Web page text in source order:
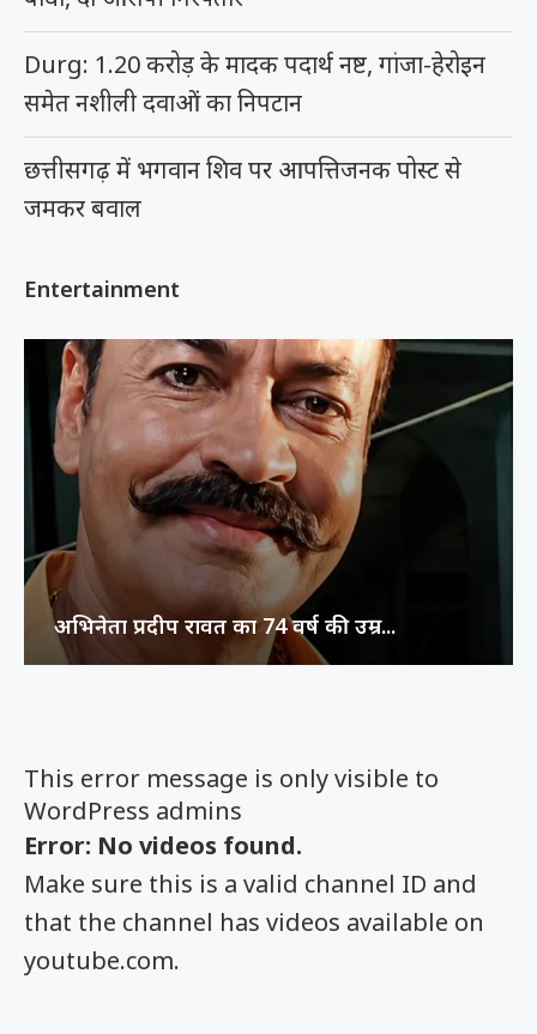
This error message is only visible to
WordPress admins
Error: No videos found.
Make sure this is a valid channel ID and
that the channel has videos available on
youtube.com.
Durg: 1.20 करोड़ के मादक पदार्थ नष्ट, गांजा-हेरोइन
समेत नशीली दवाओं का निपटान
छत्तीसगढ़ में भगवान शिव पर आपत्तिजनक पोस्ट से
जमकर बवाल
Entertainment
अभिनेता प्रदीप रावत का 74 वर्ष की उम्र...